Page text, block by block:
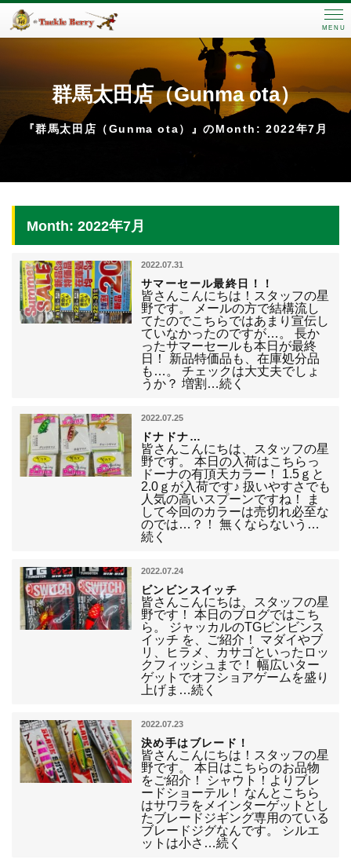
MENU
群馬太田店（Gunma ota）
『群馬太田店（Gunma ota）』のMonth: 2022年7月
Month: 2022年7月
2022.07.31
サマーセール最終日！！
皆さんこんにちは！スタッフの星
野です。 メールの方で結構流し
てたのでこちらではあまり宣伝し
ていなかったのですが…。 長か
ったサマーセールも本日が最終
日！ 新品特価品も、在庫処分品
も…。 チェックは大丈夫でしょ
うか？ 増割…続く
2022.07.25
ドナドナ…
皆さんこんにちは、スタッフの星
野です。 本日の入荷はこちらっ
ドーナの有頂天カラー！ 1.5ｇと
2.0ｇが入荷です♪ 扱いやすさでも
人気の高いスプーンですね！ ま
して今回のカラーは売切れ必至な
のでは…？！ 無くならないう…
続く
2022.07.24
ビンビンスイッチ
皆さんこんにちは、スタッフの星
野です！ 本日のブログではこち
ら。 ジャッカルのTGビンビンス
イッチ を、ご紹介！ マダイやブ
リ、ヒラメ、カサゴといったロッ
クフィッシュまで！ 幅広いター
ゲットでオフショアゲームを盛り
上げま…続く
2022.07.23
決め手はブレード！
皆さんこんにちは！スタッフの星
野です。 本日はこちらのお品物
をご紹介！ シャウト！よりブレ
ードショーテル！ なんとこちら
はサワラをメインターゲットとし
たブレードジギング専用のている
ブレードジグなんです。 シルエ
ットは小さ…続く